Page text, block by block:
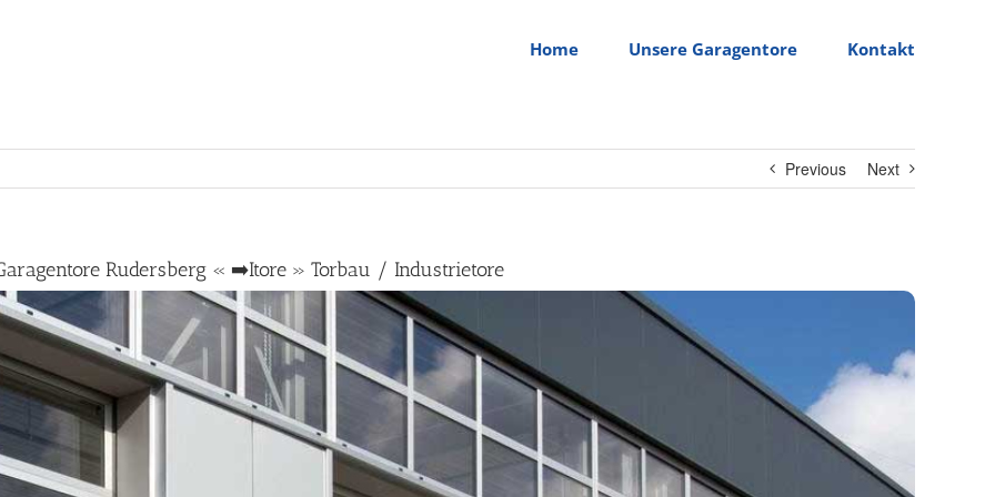
Home Unsere Garagentore Kontakt
Previous Next
Rudersberg « ➡️Itore » Torbau / Industrietore